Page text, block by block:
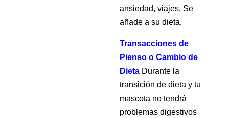
ansiedad, viajes. Se
añade a su dieta.
Transacciones de
Pienso o Cambio de
Dieta Durante la
transición de dieta y tu
mascota no tendrá
problemas digestivos